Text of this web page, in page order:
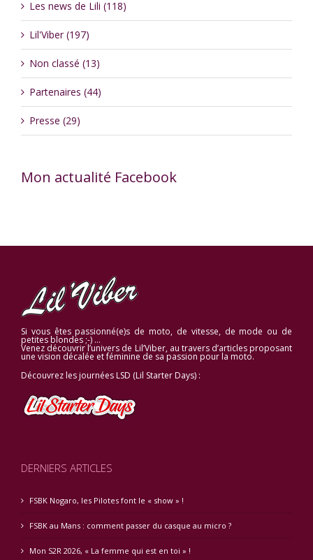
Les news de Lili (118)
Lil'Viber (197)
Non classé (13)
Partenaires (44)
Presse (29)
Mon actualité Facebook
Si vous êtes passionné(e)s de moto, de vitesse, de mode ou de
petites blondes ;-) …
Venez découvrir l’univers de Lil’Viber, au travers d’articles proposant
une vision décalée et féminine de sa passion pour la moto.
Découvrez les journées LSD (Lil Starter Days) :
DERNIERS ARTICLES
FSBK Nogaro, les Pilotes font le « show » !
FSBK au Mans : comment passer du casque au micro ?
Mon S2R 2026, « La femme qui est en toi » !